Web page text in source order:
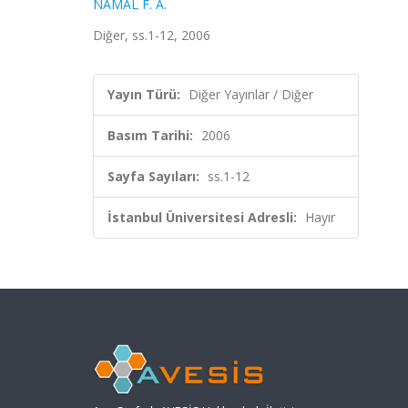
NAMAL F. A.
Diğer, ss.1-12, 2006
Yayın Türü: Diğer Yayınlar / Diğer
Basım Tarihi: 2006
Sayfa Sayıları: ss.1-12
İstanbul Üniversitesi Adresli: Hayır